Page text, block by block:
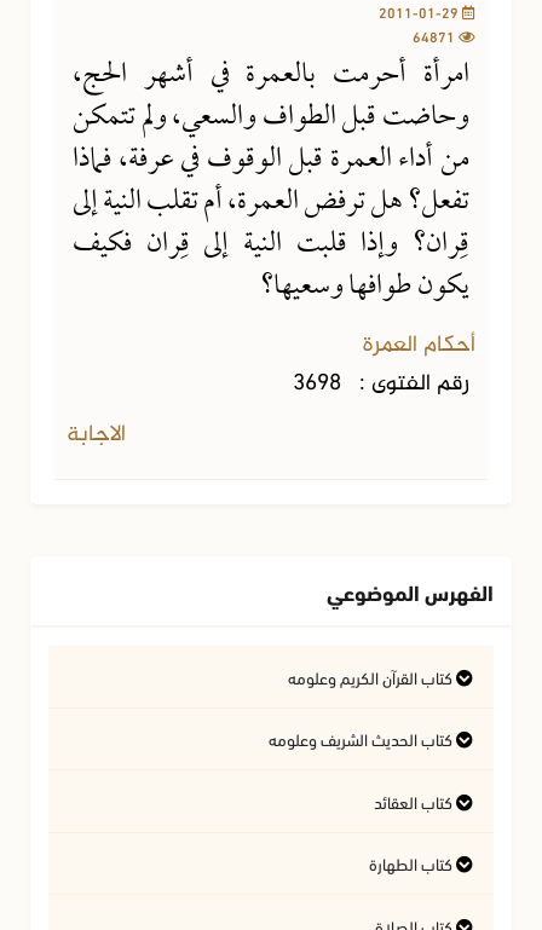
امرأة أحرمت بالعمرة في أشهر الحج،
وحاضت قبل الطواف والسعي، ولم تتمكن
من أداء العمرة قبل الوقوف في عرفة، فماذا
تفعل؟ هل ترفض العمرة، أم تقلب النية إلى
قِران؟ وإذا قلبت النية إلى قِران فكيف
يكون طوافها وسعيها؟
أحكام العمرة
رقم الفتوى : 3698
الاجابة
الفهرس الموضوعي
كتاب القرآن الكريم وعلومه
التفسير وعلوم القرآن
فتاوى متعلقة بالقرآن الكريم
آداب تلاوة القرآن الكريم
كتاب الحديث الشريف وعلومه
فتاوى متعلقة بالحديث الشريف
أسئلة في السيرة النبوية
كتاب العقائد
المسائل المتعلقة بالعقيدة
كتاب الطهارة